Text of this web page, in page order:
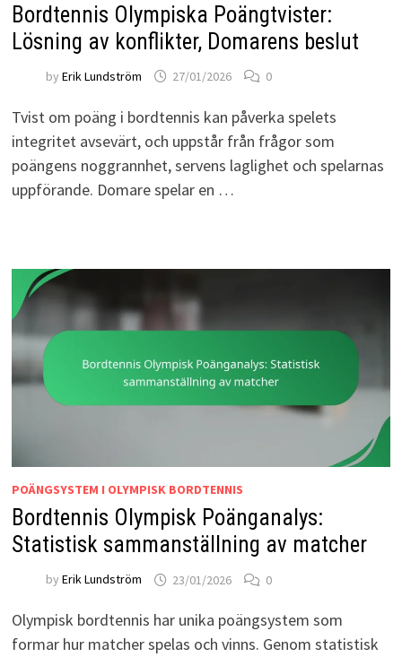
Bordtennis Olympiska Poängtvister:
Lösning av konflikter, Domarens beslut
by Erik Lundström 27/01/2026 0
Tvist om poäng i bordtennis kan påverka spelets
integritet avsevärt, och uppstår från frågor som
poängens noggrannhet, servens laglighet och spelarnas
uppförande. Domare spelar en …
POÄNGSYSTEM I OLYMPISK BORDTENNIS
Bordtennis Olympisk Poänganalys:
Statistisk sammanställning av matcher
by Erik Lundström 23/01/2026 0
Olympisk bordtennis har unika poängsystem som
formar hur matcher spelas och vinns. Genom statistisk